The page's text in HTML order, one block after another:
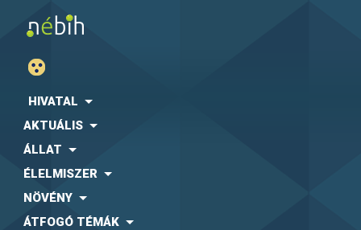
HIVATAL
AKTUÁLIS
ÁLLAT
ÉLELMISZER
NÖVÉNY
ÁTFOGÓ TÉMÁK